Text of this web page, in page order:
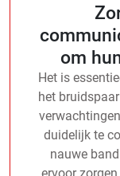
om
Het is
het
duidelijk te
nauwe